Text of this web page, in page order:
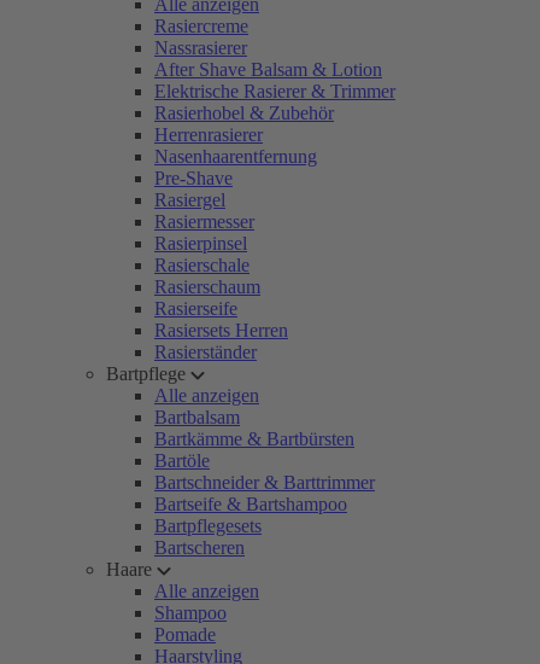
Alle anzeigen
Rasiercreme
Nassrasierer
After Shave Balsam & Lotion
Elektrische Rasierer & Trimmer
Rasierhobel & Zubehör
Herrenrasierer
Nasenhaarentfernung
Pre-Shave
Rasiergel
Rasiermesser
Rasierpinsel
Rasierschale
Rasierschaum
Rasierseife
Rasiersets Herren
Rasierständer
Bartpflege
Alle anzeigen
Bartbalsam
Bartkämme & Bartbürsten
Bartöle
Bartschneider & Barttrimmer
Bartseife & Bartshampoo
Bartpflegesets
Bartscheren
Haare
Alle anzeigen
Shampoo
Pomade
Haarstyling